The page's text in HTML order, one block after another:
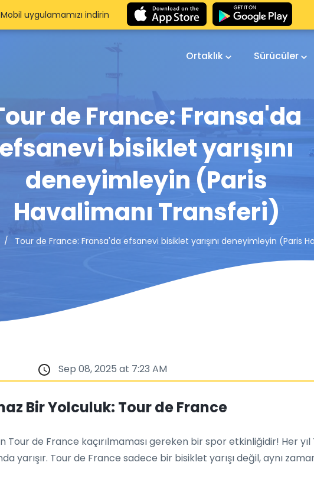
Ortaklık Sürücüler
de France: Fransa'da
efsanevi bisiklet yarışını
deneyimleyin (Paris
Havalimanı Transferi)
Tour de France: Fransa'da efsanevi bisiklet yarışını deneyimleyin (Paris
Mobil uygulamamızı indirin
Sep 08, 2025 at 7:23 AM
Bir Yolculuk: Tour de France
Tour de France kaçırılmaması gereken bir spor etkinliğidir! Her
yarışır. Tour de France sadece bir bisiklet yarışı değil, aynı